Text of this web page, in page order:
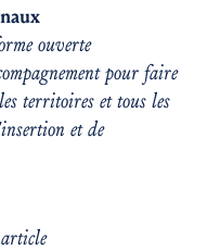
ouverte
pour faire
territoires et tous les
et de